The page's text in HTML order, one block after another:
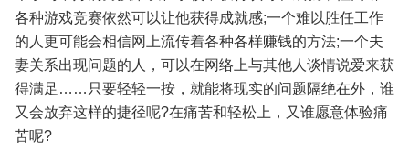
各种游戏竞赛依然可以让他获得成就感;一个难以胜任工作
的人更可能会相信网上流传着各种各样赚钱的方法;一个夫
妻关系出现问题的人，可以在网络上与其他人谈情说爱来获
得满足……只要轻轻一按，就能将现实的问题隔绝在外，谁
又会放弃这样的捷径呢?在痛苦和轻松上，又谁愿意体验痛
苦呢?